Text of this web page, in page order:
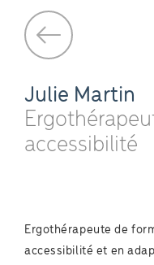
Julie Martin
accessibilité
Ergothérapeute de
accessibilité et en